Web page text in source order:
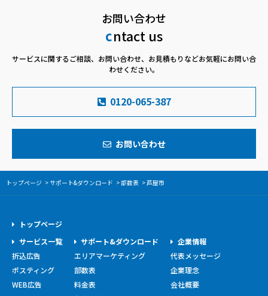
お問い合わせ
cntact us
サービスに関するご相談、お問い合わせ、お見積もりなどお気軽にお問い合
わせください。
0120-065-387
お問い合わせ
トップページ サポート&ダウンロード 部数表 芦屋市
トップページ
サービス一覧
折込広告
ポスティング
WEB広告
サポート&ダウンロード
エリアマーケティング
部数表
料金表
企業情報
代表メッセージ
企業理念
会社概要